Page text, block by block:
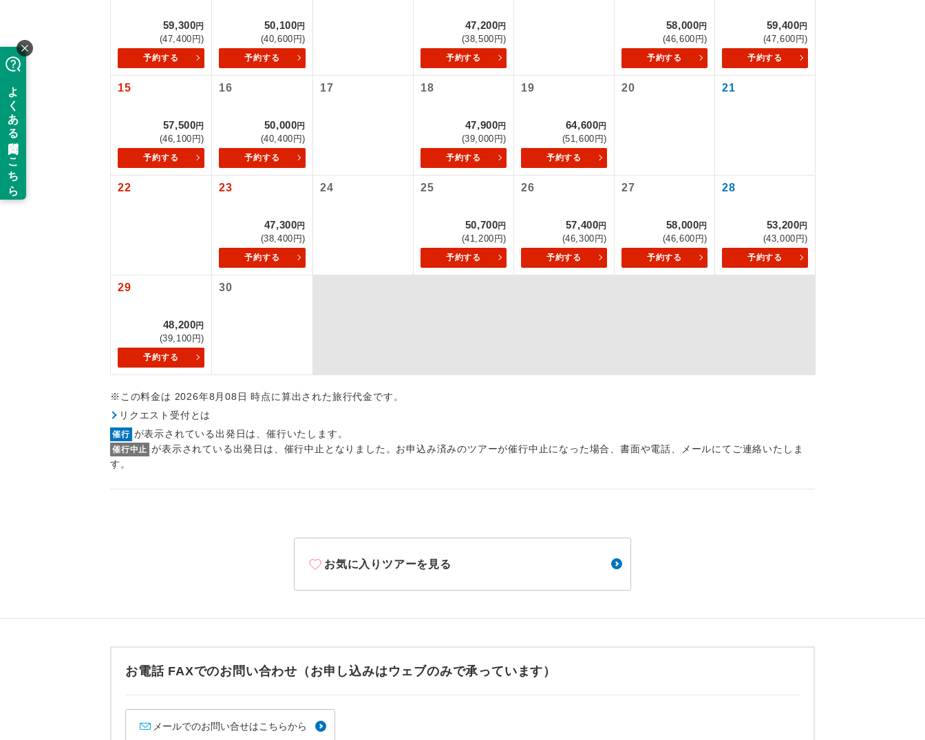
59,300円
(47,400円)
予約する
50,100円
(40,600円)
予約する
47,200円
(38,500円)
予約する
58,000円
(46,600円)
予約する
59,400円
(47,600円)
予約する
15
57,500円
(46,100円)
予約する
16
50,000円
(40,400円)
予約する
17 18
47,900円
(39,000円)
予約する
19
64,600円
(51,600円)
予約する
20 21
22 23
47,300円
(38,400円)
予約する
24 25
50,700円
(41,200円)
予約する
26
57,400円
(46,300円)
予約する
27
58,000円
(46,600円)
予約する
28
53,200円
(43,000円)
予約する
29
48,200円
(39,100円)
予約する
30
※この料金は 2026年8月08日 時点に算出された旅行代金です。
リクエスト受付とは
催行 が表示されている出発日は、催行いたします。
催行中止 が表示されている出発日は、催行中止となりました。お申込み済みのツアーが催行中止になった場合、書面や電話、メールにてご連絡いたしま
す。
お気に入りツアーを見る
お電話 FAXでのお問い合わせ（お申し込みはウェブのみで承っています）
メールでのお問い合せはこちらから
価格変動型ツアーとは
航空会社が設定する「個人包括旅行運賃」を利用したツアーです。
お申し込み時期・ご利用便の空席状況によって料金が変動いたします。
以下の注意事項をあらかじめご了承いただきますようお願いいたします。
お支払いについて
お支払いは、クレジットカード決済のみとなります。
ご予約方法について
ウェブ限定コースとなりますので、コールセンター及びカウンターでのお申し込みはできま
添乗員同行
往路出発空港（駅）から復路到着空港（駅）まで同行しま
現地添乗員同行
現地到着空港（駅）から最終日出発空港（駅）まで添乗員が
同行します。
新コース 初登場のコースです。
世界遺産
ユネスコに登録されている文化遺産や自然遺産を訪ねるコー
スです。
絶景 絶景スポットに立ち寄るコースです。
温泉 温泉地にも宿泊するコースです。
お部屋食 お部屋にてゆっくりとお召し上がりいただけます。
トラベルイヤホン
ができます。
年齢制限あり ご参加にあたり年齢に制限があるコースです。
航空会社指定